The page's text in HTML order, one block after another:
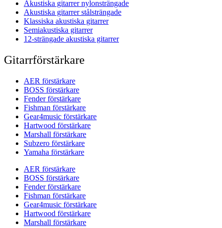
Akustiska gitarrer nylonsträngade
Akustiska gitarrer stålsträngade
Klassiska akustiska gitarrer
Semiakustiska gitarrer
12-strängade akustiska gitarrer
Gitarrförstärkare
AER förstärkare
BOSS förstärkare
Fender förstärkare
Fishman förstärkare
Gear4music förstärkare
Hartwood förstärkare
Marshall förstärkare
Subzero förstärkare
Yamaha förstärkare
AER förstärkare
BOSS förstärkare
Fender förstärkare
Fishman förstärkare
Gear4music förstärkare
Hartwood förstärkare
Marshall förstärkare